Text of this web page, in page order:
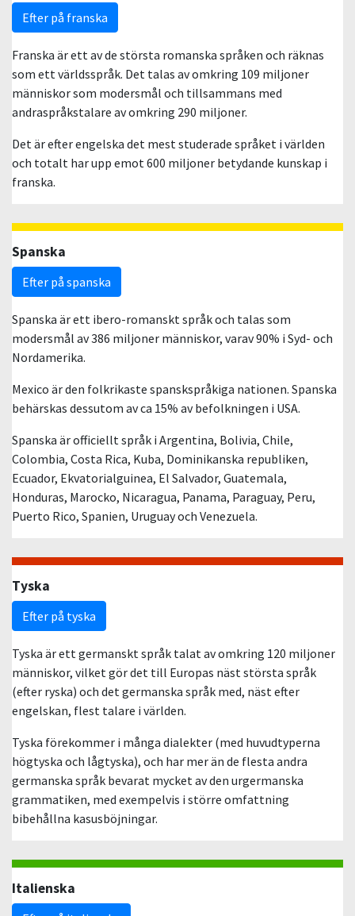
Efter på franska
Franska är ett av de största romanska språken och räknas
som ett världsspråk. Det talas av omkring 109 miljoner
människor som modersmål och tillsammans med
andraspråkstalare av omkring 290 miljoner.
Det är efter engelska det mest studerade språket i världen
och totalt har upp emot 600 miljoner betydande kunskap i
franska.
Spanska
Efter på spanska
Spanska är ett ibero-romanskt språk och talas som
modersmål av 386 miljoner människor, varav 90% i Syd- och
Nordamerika.
Mexico är den folkrikaste spanskspråkiga nationen. Spanska
behärskas dessutom av ca 15% av befolkningen i USA.
Spanska är officiellt språk i Argentina, Bolivia, Chile,
Colombia, Costa Rica, Kuba, Dominikanska republiken,
Ecuador, Ekvatorialguinea, El Salvador, Guatemala,
Honduras, Marocko, Nicaragua, Panama, Paraguay, Peru,
Puerto Rico, Spanien, Uruguay och Venezuela.
Tyska
Efter på tyska
Tyska är ett germanskt språk talat av omkring 120 miljoner
människor, vilket gör det till Europas näst största språk
(efter ryska) och det germanska språk med, näst efter
engelskan, flest talare i världen.
Tyska förekommer i många dialekter (med huvudtyperna
högtyska och lågtyska), och har mer än de flesta andra
germanska språk bevarat mycket av den urgermanska
grammatiken, med exempelvis i större omfattning
bibehållna kasusböjningar.
Italienska